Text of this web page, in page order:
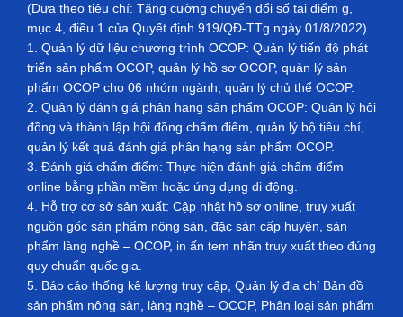
(Dựa theo tiêu chí: Tăng cường chuyển đổi số tại điểm g,
mục 4, điều 1 của Quyết định 919/QĐ-TTg ngày 01/8/2022)
1. Quản lý dữ liệu chương trình OCOP: Quản lý tiến độ phát
triển sản phẩm OCOP, quản lý hồ sơ OCOP, quản lý sản
phẩm OCOP cho 06 nhóm ngành, quản lý chủ thể OCOP.
2. Quản lý đánh giá phân hạng sản phẩm OCOP: Quản lý hội
đồng và thành lập hội đồng chấm điểm, quản lý bộ tiêu chí,
quản lý kết quả đánh giá phân hạng sản phẩm OCOP.
3. Đánh giá chấm điểm: Thực hiện đánh giá chấm điểm
online bằng phần mềm hoặc ứng dụng di động.
4. Hỗ trợ cơ sở sản xuất: Cập nhật hồ sơ online, truy xuất
nguồn gốc sản phẩm nông sản, đặc sản cấp huyện, sản
phẩm làng nghề – OCOP, in ấn tem nhãn truy xuất theo đúng
quy chuẩn quốc gia.
5. Báo cáo thống kê lượng truy cập, Quản lý địa chỉ Bản đồ
sản phẩm nông sản, làng nghề – OCOP, Phân loại sản phẩm